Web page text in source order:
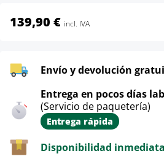
139,90 € incl. IVA
Envío y devolución
Entrega en pocos días
(Servicio de paquetería)
Entrega rápida
Disponibilidad inmediata